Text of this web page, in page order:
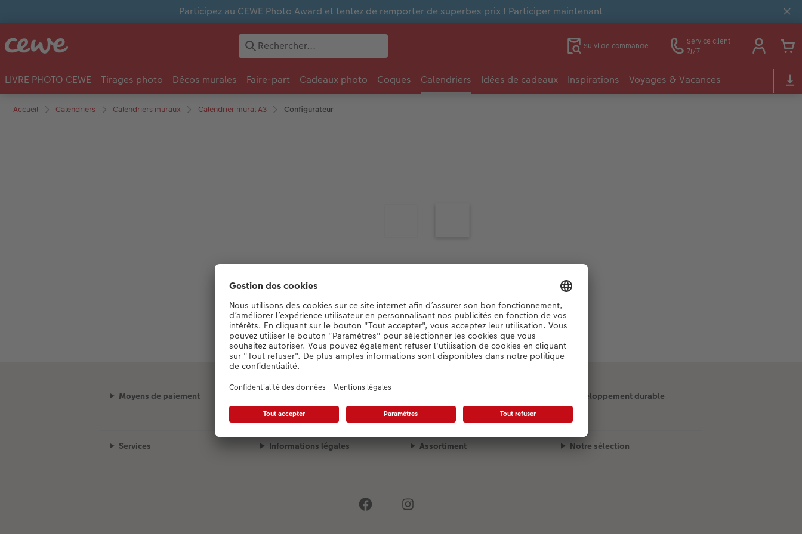
Participez au CEWE Photo Award et tentez de remporter de superbes prix ! Participer maintenant
Suivi de commande
Service client
7j/7
LIVRE PHOTO CEWE Tirages photo Décos murales Faire-part Cadeaux photo Coques Calendriers Idées de cadeaux Inspirations Voyages & Vacances
Accueil Calendriers Calendriers muraux Calendrier mural A3 Configurateur
Konfigurator wird geladen...
Moyens de paiement Développement durable
Services Informations légales Assortiment Notre sélection